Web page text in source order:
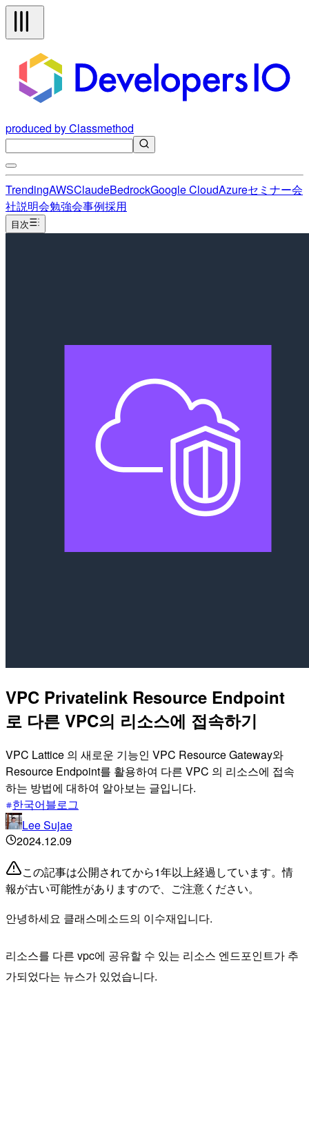
produced by Classmethod
TrendingAWSClaudeBedrockGoogle CloudAzureセミナー会
社説明会勉強会事例採用
目次
VPC Privatelink Resource Endpoint
로 다른 VPC의 리소스에 접속하기
VPC Lattice 의 새로운 기능인 VPC Resource Gateway와
Resource Endpoint를 활용하여 다른 VPC 의 리소스에 접속
하는 방법에 대하여 알아보는 글입니다.
한국어블로그
Lee Sujae
2024.12.09
この記事は公開されてから1年以上経過しています。情
報が古い可能性がありますので、ご注意ください。
안녕하세요 클래스메소드의 이수재입니다.
리소스를 다른 vpc에 공유할 수 있는 리소스 엔드포인트가 추
가되었다는 뉴스가 있었습니다.